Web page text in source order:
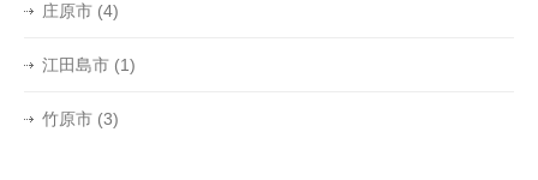
庄原市 (4)
江田島市 (1)
竹原市 (3)